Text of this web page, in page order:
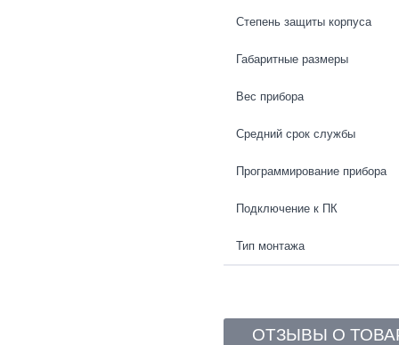
Степень защиты корпуса
Габаритные размеры
Вес прибора
Средний срок службы
Программирование прибора
Подключение к ПК
Тип монтажа
ОТЗЫВЫ О